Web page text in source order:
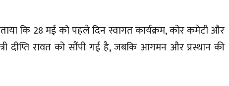
कि 28 मई को पहले दिन स्वागत कार्यक्रम, कोर कमेटी और
दीप्ति रावत को सौंपी गई है, जबकि आगमन और प्रस्थान की